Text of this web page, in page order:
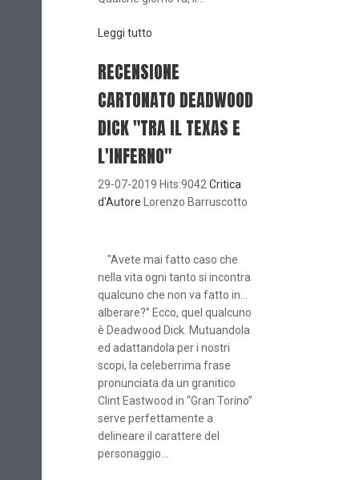
Leggi tutto
RECENSIONE
CARTONATO DEADWOOD
DICK "TRA IL TEXAS E
L'INFERNO"
29-07-2019 Hits:9042 Critica
d'Autore Lorenzo Barruscotto
"Avete mai fatto caso che
nella vita ogni tanto si incontra
qualcuno che non va fatto in…
alberare?” Ecco, quel qualcuno
è Deadwood Dick. Mutuandola
ed adattandola per i nostri
scopi, la celeberrima frase
pronunciata da un granitico
Clint Eastwood in “Gran Torino”
serve perfettamente a
delineare il carattere del
personaggio...